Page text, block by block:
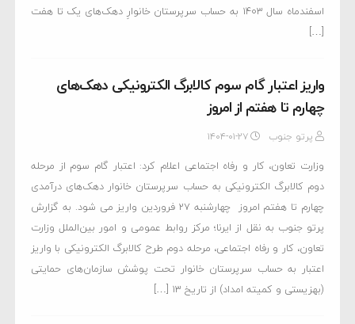
اسفندماه سال ۱۴۰۳ به حساب سرپرستان خانوارِ دهک‌های یک تا هفت
[…]
واریز اعتبار گام سوم کالابرگ الکترونیکی دهک‌های
چهارم تا هفتم از امروز
پرتو جنوب ۱۴۰۴-۰۱-۲۷
وزارت تعاون، کار و رفاه اجتماعی اعلام کرد: اعتبار گام سوم از مرحله
دوم کالابرگ الکترونیکی به حساب سرپرستان خانوار دهک‌های درآمدی
چهارم تا هفتم امروز چهارشنبه ۲۷ فروردین واریز می شود. به گزارش
پرتو جنوب به نقل از ایرنا؛ مرکز روابط عمومی و امور بین‌الملل وزارت
تعاون، کار و رفاه اجتماعی، مرحله دوم طرح کالابرگ الکترونیکی با واریز
اعتبار به حساب سرپرستان خانوار تحت پوشش سازمان‌های حمایتی
(بهزیستی و کمیته امداد) از تاریخ ۱۳ […]